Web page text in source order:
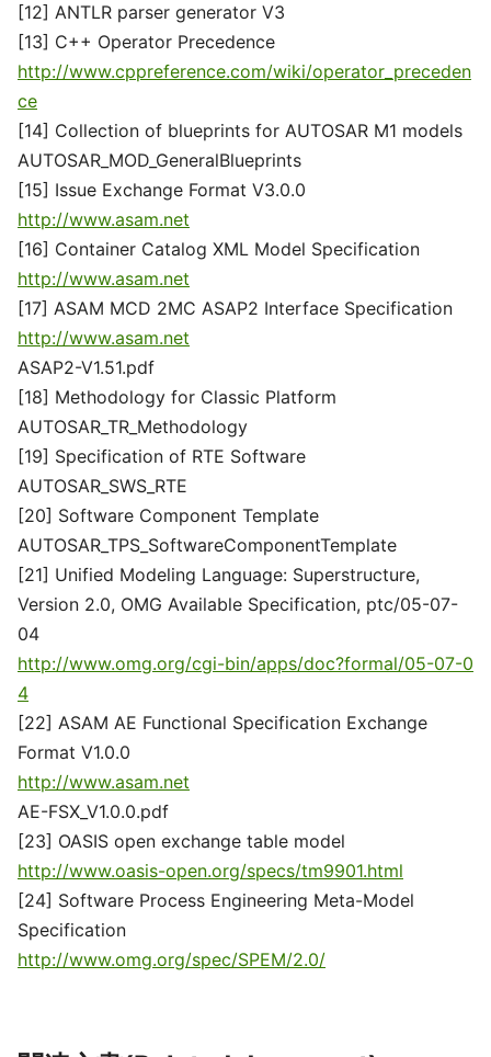
[12] ANTLR parser generator V3
[13] C++ Operator Precedence
http://www.cppreference.com/wiki/operator_preceden
ce
[14] Collection of blueprints for AUTOSAR M1 models
AUTOSAR_MOD_GeneralBlueprints
[15] Issue Exchange Format V3.0.0
http://www.asam.net
[16] Container Catalog XML Model Specification
http://www.asam.net
[17] ASAM MCD 2MC ASAP2 Interface Specification
http://www.asam.net
ASAP2-V1.51.pdf
[18] Methodology for Classic Platform
AUTOSAR_TR_Methodology
[19] Specification of RTE Software
AUTOSAR_SWS_RTE
[20] Software Component Template
AUTOSAR_TPS_SoftwareComponentTemplate
[21] Unified Modeling Language: Superstructure,
Version 2.0, OMG Available Specification, ptc/05-07-
04
http://www.omg.org/cgi-bin/apps/doc?formal/05-07-0
4
[22] ASAM AE Functional Specification Exchange
Format V1.0.0
http://www.asam.net
AE-FSX_V1.0.0.pdf
[23] OASIS open exchange table model
http://www.oasis-open.org/specs/tm9901.html
[24] Software Process Engineering Meta-Model
Specification
http://www.omg.org/spec/SPEM/2.0/